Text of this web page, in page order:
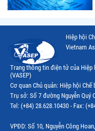
Thị trường Thái Lan
Thị trường Philippines
Thị trường Tây Ban Nha
Thị trường thủy sản khác
Thị trường thủy sản thế giới
Hiệp hội
Vietnam
Trang thông tin điện tử của Hiệp
(VASEP)
Cơ quan Chủ quản: Hiệp hội
Trụ sở: Số 7 đường Nguyễn Quý
Tel: (+84) 28.628.10430 - Fax:
VPĐD: Số 10, Nguyễn Công